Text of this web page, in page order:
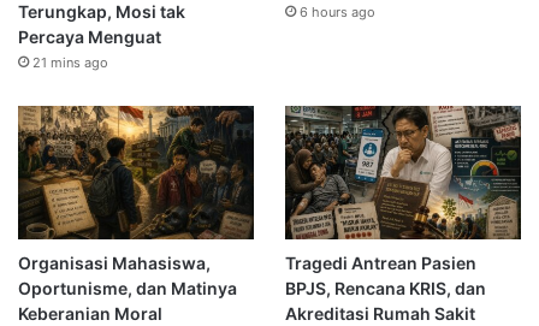
Terungkap, Mosi tak
Percaya Menguat
21 mins ago
6 hours ago
Organisasi Mahasiswa,
Oportunisme, dan Matinya
Keberanian Moral
Tragedi Antrean Pasien
BPJS, Rencana KRIS, dan
Akreditasi Rumah Sakit